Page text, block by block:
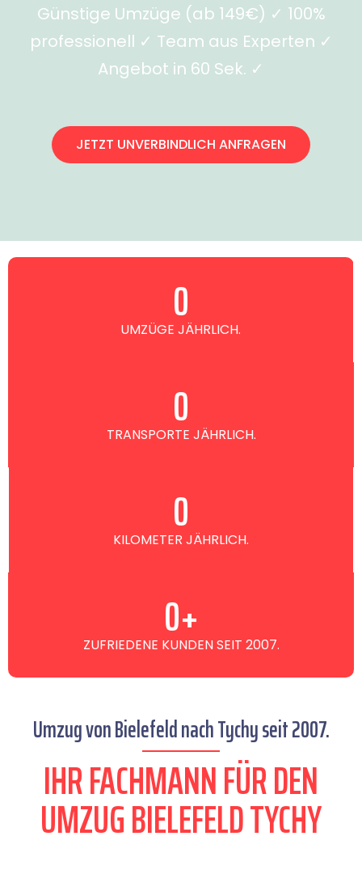
Günstige Umzüge (ab 149€) ✓ 100%
professionell ✓ Team aus Experten ✓
Angebot in 60 Sek. ✓
JETZT UNVERBINDLICH ANFRAGEN
UMZÜGE JÄHRLICH.
0
TRANSPORTE JÄHRLICH.
0
KILOMETER JÄHRLICH.
0
ZUFRIEDENE KUNDEN SEIT 2007.
0+
Umzug von Bielefeld nach Tychy seit 2007.
IHR FACHMANN FÜR DEN
UMZUG BIELEFELD TYCHY